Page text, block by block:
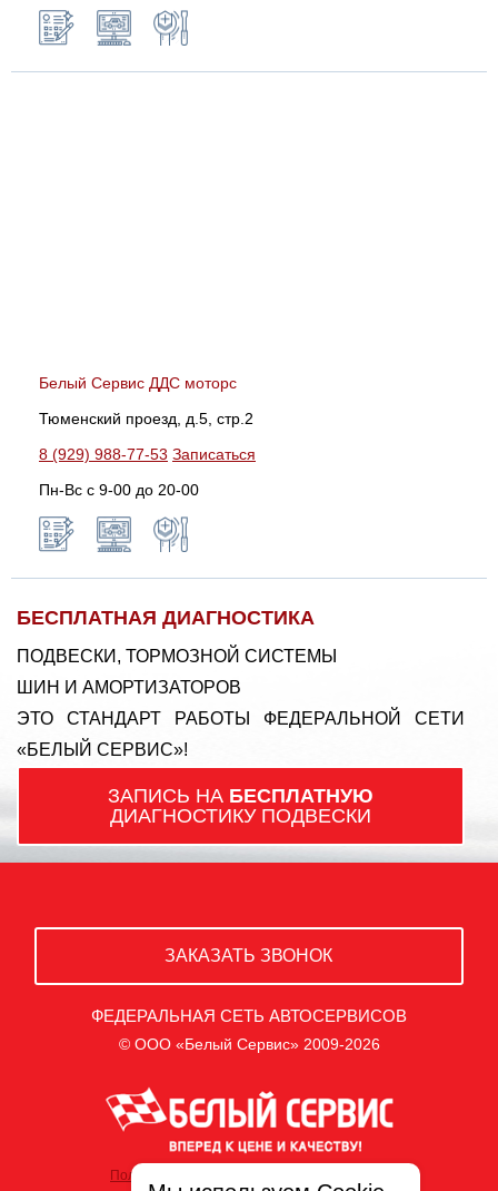
Белый Сервис ДДС моторс
Тюменский проезд, д.5, стр.2
8 (929) 988-77-53 Записаться
Пн-Вс c 9-00 до 20-00
БЕСПЛАТНАЯ ДИАГНОСТИКА
ПОДВЕСКИ, ТОРМОЗНОЙ СИСТЕМЫ
ШИН И АМОРТИЗАТОРОВ
ЭТО СТАНДАРТ РАБОТЫ ФЕДЕРАЛЬНОЙ СЕТИ
«БЕЛЫЙ СЕРВИС»!
ЗАПИСЬ НА БЕСПЛАТНУЮ
ДИАГНОСТИКУ ПОДВЕСКИ
ЗАКАЗАТЬ ЗВОНОК
ФЕДЕРАЛЬНАЯ СЕТЬ АВТОСЕРВИСОВ
© ООО «Белый Сервис» 2009-2026
Политика обработки персональных данных